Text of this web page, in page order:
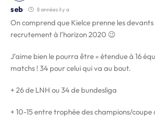
seb 8 années il y a
On comprend que Kielce prenne les devants
recrutement à l’horizon 2020 😉
J’aime bien le pourra être « étendue à 16
matchs ! 34 pour celui qui va au bout.
+ 26 de LNH ou 34 de bundesliga
+ 10-15 entre trophée des champions/coupe